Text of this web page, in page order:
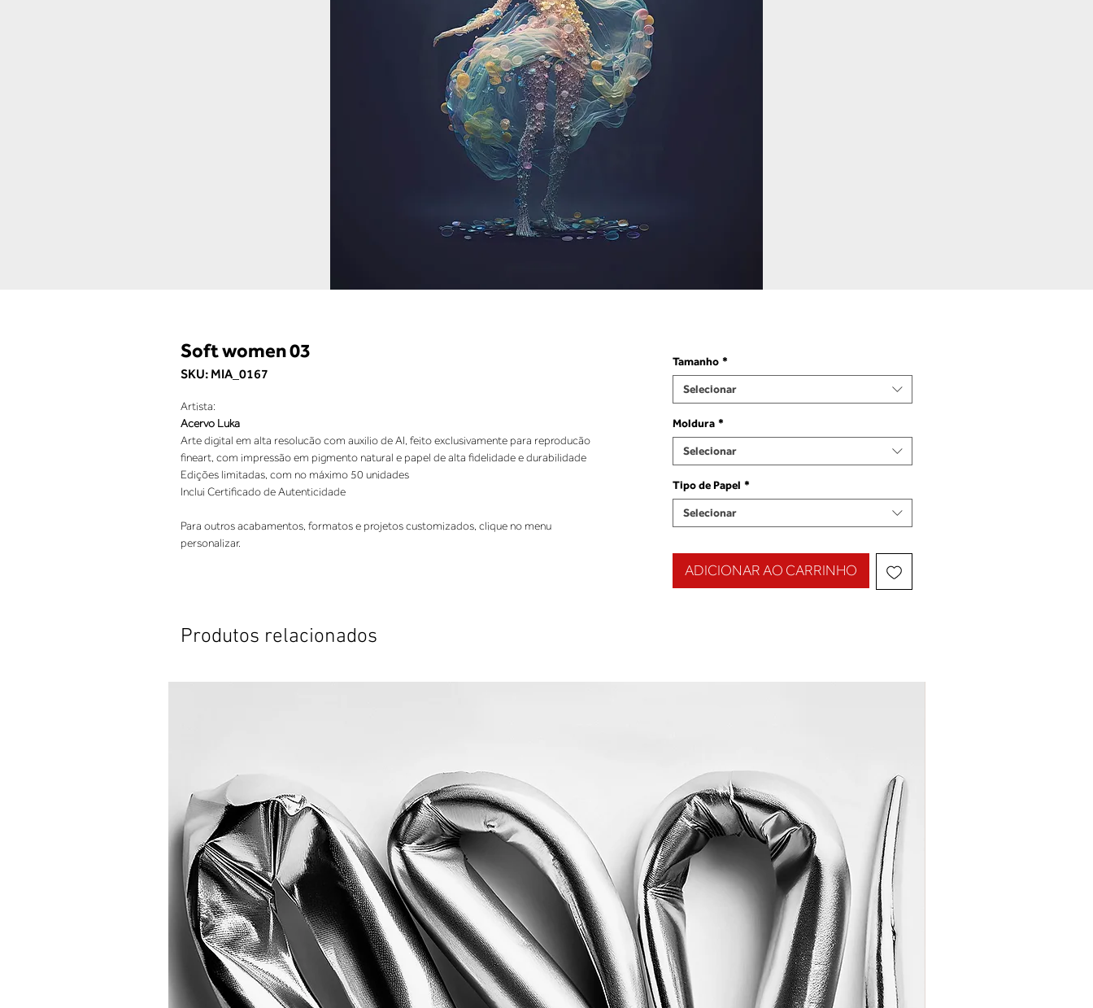
Soft women 03
SKU: MIA_0167
Artista:
Acervo Luka
Arte digital em alta resolucão com auxilio de AI, feito exclusivamente para reproducão
fineart, com impressão em pigmento natural e papel de alta fidelidade e durabilidade
Edições limitadas, com no máximo 50 unidades
Inclui Certificado de Autenticidade
Para outros acabamentos, formatos e projetos customizados, clique no menu
personalizar.
Tamanho *
Selecionar
Moldura *
Selecionar
Tipo de Papel *
Selecionar
ADICIONAR AO CARRINHO
Produtos relacionados